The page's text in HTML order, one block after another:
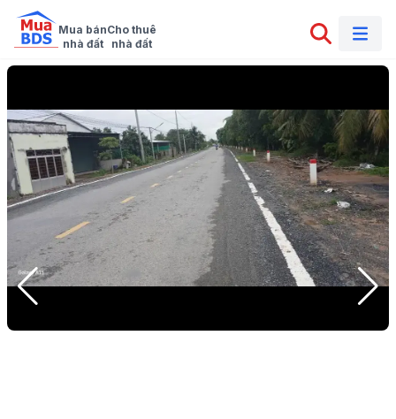
Mua bán
nhà đất
Cho thuê
nhà đất